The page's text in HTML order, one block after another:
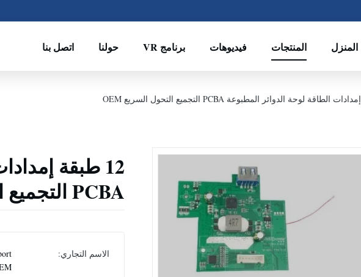
المنزل المنتجات فيديوهات برنامج VR حولنا اتصل بنا
12 طبقة
PCBA التجميع التحول السريع OEM
الاسم التجاري: